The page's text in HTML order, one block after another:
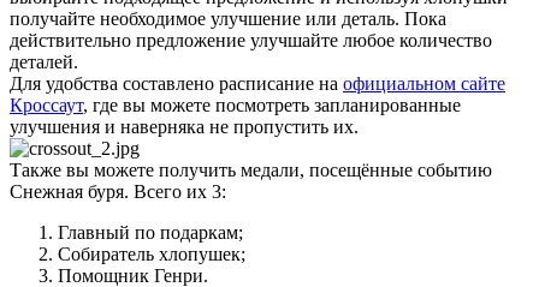
получайте необходимое улучшение или деталь. Пока
действительно предложение улучшайте любое количество
деталей.
Для удобства составлено расписание на официальном сайте
Кроссаут, где вы можете посмотреть запланированные
улучшения и наверняка не пропустить их.
Также вы можете получить медали, посещённые событию
Снежная буря. Всего их 3:
Главный по подаркам;
Собиратель хлопушек;
Помощник Генри.